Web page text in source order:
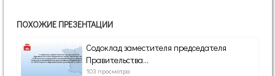
ПОХОЖИЕ ПРЕЗЕНТАЦИИ
Содоклад заместителя председателя
Правительства...
103 просмотра